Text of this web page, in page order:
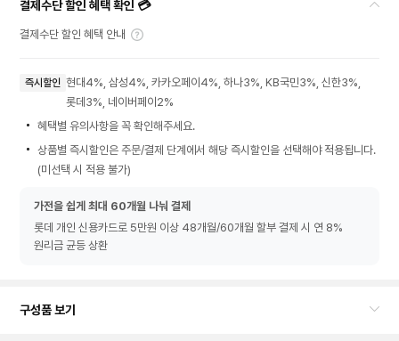
결제수단 할인 혜택 확인 💳
결제수단 할인 혜택 안내
즉시할인 현대4%, 삼성4%, 카카오페이4%, 하나3%, KB국민3%, 신한3%,
롯데3%, 네이버페이2%
혜택별 유의사항을 꼭 확인해주세요.
상품별 즉시할인은 주문/결제 단계에서 해당 즉시할인을 선택해야 적용됩니다.
(미선택 시 적용 불가)
가전을 쉽게 최대 60개월 나눠 결제
롯데 개인 신용카드로 5만원 이상 48개월/60개월 할부 결제 시 연 8%
원리금 균등 상환
구성품 보기